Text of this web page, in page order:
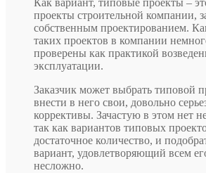
Как вариант, типовые проекты –
проекты строительной компании,
собственным проектированием.
таких проектов в компании
проверены как практикой
эксплуатации.
Заказчик может выбрать типовой
внести в него свои, довольно
коррективы. Зачастую в этом нет
так как вариантов типовых
достаточное количество, и
вариант, удовлетворяющий всем
несложно.